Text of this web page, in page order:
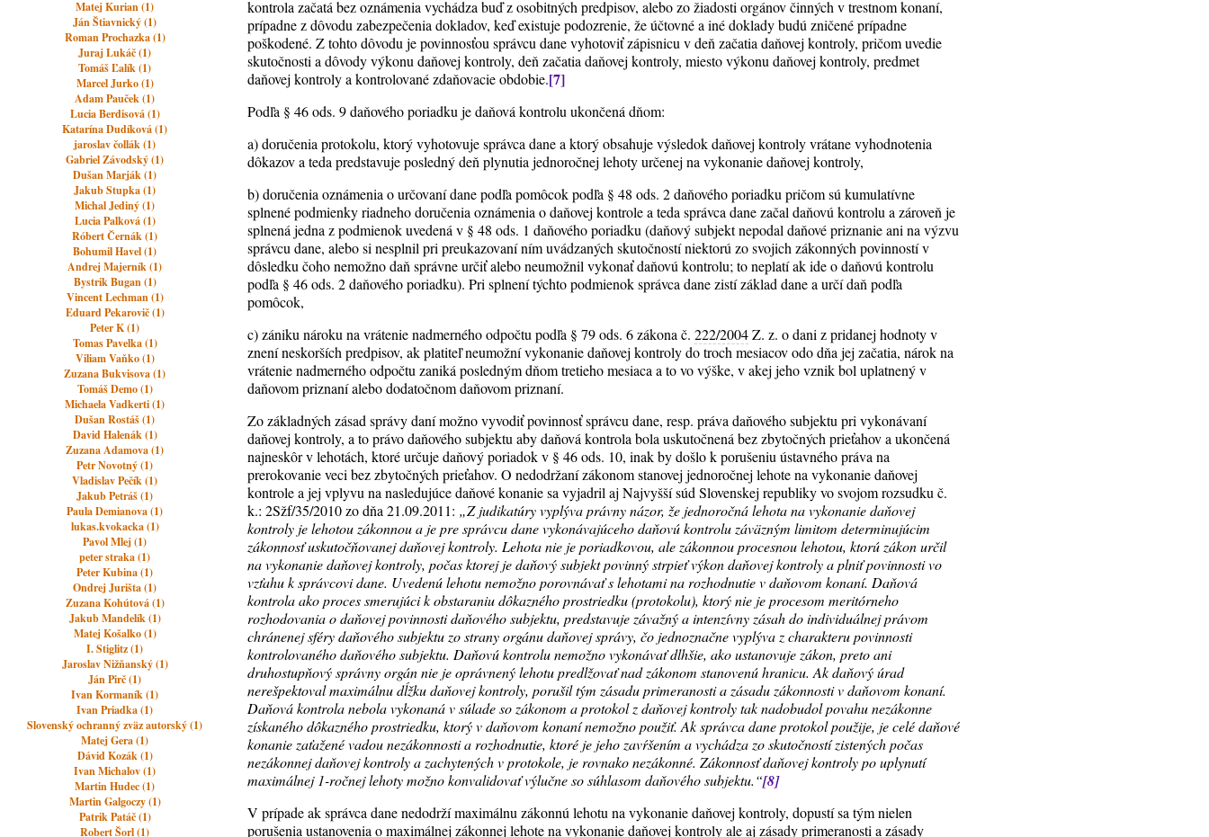
Matej Kurian (1)
Ján Štiavnický (1)
Roman Prochazka (1)
Juraj Lukáč (1)
Tomáš Ľalík (1)
Marcel Jurko (1)
Adam Pauček (1)
Lucia Berdisová (1)
Katarína Dudíková (1)
jaroslav čollák (1)
Gabriel Závodský (1)
Dušan Marják (1)
Jakub Stupka (1)
Michal Jediný (1)
Lucia Palková (1)
Róbert Černák (1)
Bohumil Havel (1)
Andrej Majerník (1)
Bystrik Bugan (1)
Vincent Lechman (1)
Eduard Pekarovič (1)
Peter K (1)
Tomas Pavelka (1)
Viliam Vaňko (1)
Zuzana Bukvisova (1)
Tomáš Demo (1)
Michaela Vadkerti (1)
Dušan Rostáš (1)
David Halenák (1)
Zuzana Adamova (1)
Petr Novotný (1)
Vladislav Pečík (1)
Jakub Petráš (1)
Paula Demianova (1)
lukas.kvokacka (1)
Pavol Mlej (1)
peter straka (1)
Peter Kubina (1)
Ondrej Jurišta (1)
Zuzana Kohútová (1)
Jakub Mandelík (1)
Matej Košalko (1)
I. Stiglitz (1)
Jaroslav Nižňanský (1)
Ján Pirč (1)
Ivan Kormaník (1)
Ivan Priadka (1)
Slovenský ochranný zväz autorský (1)
Matej Gera (1)
Dávid Kozák (1)
Ivan Michalov (1)
Martin Hudec (1)
Martin Galgoczy (1)
Patrik Patáč (1)
Robert Šorl (1)
kontrola začatá bez oznámenia vychádza buď z osobitných predpisov, alebo zo žiadosti orgánov činných v trestnom konaní,
prípadne z dôvodu zabezpečenia dokladov, keď existuje podozrenie, že účtovné a iné doklady budú zničené prípadne
poškodené. Z tohto dôvodu je povinnosťou správcu dane vyhotoviť zápisnicu v deň začatia daňovej kontroly, pričom uvedie
skutočnosti a dôvody výkonu daňovej kontroly, deň začatia daňovej kontroly, miesto výkonu daňovej kontroly, predmet
daňovej kontroly a kontrolované zdaňovacie obdobie.[7]
Podľa § 46 ods. 9 daňového poriadku je daňová kontrolu ukončená dňom:
a) doručenia protokolu, ktorý vyhotovuje správca dane a ktorý obsahuje výsledok daňovej kontroly vrátane vyhodnotenia
dôkazov a teda predstavuje posledný deň plynutia jednoročnej lehoty určenej na vykonanie daňovej kontroly,
b) doručenia oznámenia o určovaní dane podľa pomôcok podľa § 48 ods. 2 daňového poriadku pričom sú kumulatívne
splnené podmienky riadneho doručenia oznámenia o daňovej kontrole a teda správca dane začal daňovú kontrolu a zároveň je
splnená jedna z podmienok uvedená v § 48 ods. 1 daňového poriadku (daňový subjekt nepodal daňové priznanie ani na výzvu
správcu dane, alebo si nesplnil pri preukazovaní ním uvádzaných skutočností niektorú zo svojich zákonných povinností v
dôsledku čoho nemožno daň správne určiť alebo neumožnil vykonať daňovú kontrolu; to neplatí ak ide o daňovú kontrolu
podľa § 46 ods. 2 daňového poriadku). Pri splnení týchto podmienok správca dane zistí základ dane a určí daň podľa
pomôcok,
c) zániku nároku na vrátenie nadmerného odpočtu podľa § 79 ods. 6 zákona č.222/2004Z. z. o dani z pridanej hodnoty v
znení neskorších predpisov, ak platiteľ neumožní vykonanie daňovej kontroly do troch mesiacov odo dňa jej začatia, nárok na
vrátenie nadmerného odpočtu zaniká posledným dňom tretieho mesiaca a to vo výške, v akej jeho vznik bol uplatnený v
daňovom priznaní alebo dodatočnom daňovom priznaní.
Zo základných zásad správy daní možno vyvodiť povinnosť správcu dane, resp. práva daňového subjektu pri vykonávaní
daňovej kontroly, a to právo daňového subjektu aby daňová kontrola bola uskutočnená bez zbytočných prieťahov a ukončená
najneskôr v lehotách, ktoré určuje daňový poriadok v § 46 ods. 10, inak by došlo k porušeniu ústavného práva na
prerokovanie veci bez zbytočných prieťahov. O nedodržaní zákonom stanovej jednoročnej lehote na vykonanie daňovej
kontrole a jej vplyvu na nasledujúce daňové konanie sa vyjadril aj Najvyšší súd Slovenskej republiky vo svojom rozsudku č.
k.: 2Sžf/35/2010 zo dňa 21.09.2011: „Z judikatúry vyplýva právny názor, že jednoročná lehota na vykonanie daňovej
kontroly je lehotou zákonnou a je pre správcu dane vykonávajúceho daňovú kontrolu záväzným limitom determinujúcim
zákonnosť uskutočňovanej daňovej kontroly. Lehota nie je poriadkovou, ale zákonnou procesnou lehotou, ktorú zákon určil
na vykonanie daňovej kontroly, počas ktorej je daňový subjekt povinný strpieť výkon daňovej kontroly a plniť povinnosti vo
vzťahu k správcovi dane. Uvedenú lehotu nemožno porovnávať s lehotami na rozhodnutie v daňovom konaní. Daňová
kontrola ako proces smerujúci k obstaraniu dôkazného prostriedku (protokolu), ktorý nie je procesom meritórneho
rozhodovania o daňovej povinnosti daňového subjektu, predstavuje závažný a intenzívny zásah do individuálnej právom
chránenej sféry daňového subjektu zo strany orgánu daňovej správy, čo jednoznačne vyplýva z charakteru povinnosti
kontrolovaného daňového subjektu. Daňovú kontrolu nemožno vykonávať dlhšie, ako ustanovuje zákon, preto ani
druhostupňový správny orgán nie je oprávnený lehotu predlžovať nad zákonom stanovenú hranicu. Ak daňový úrad
nerešpektoval maximálnu dĺžku daňovej kontroly, porušil tým zásadu primeranosti a zásadu zákonnosti v daňovom konaní.
Daňová kontrola nebola vykonaná v súlade so zákonom a protokol z daňovej kontroly tak nadobudol povahu nezákonne
získaného dôkazného prostriedku, ktorý v daňovom konaní nemožno použiť. Ak správca dane protokol použije, je celé daňové
konanie zaťažené vadou nezákonnosti a rozhodnutie, ktoré je jeho zavŕšením a vychádza zo skutočností zistených počas
nezákonnej daňovej kontroly a zachytených v protokole, je rovnako nezákonné. Zákonnosť daňovej kontroly po uplynutí
maximálnej 1-ročnej lehoty možno konvalidovať výlučne so súhlasom daňového subjektu.“[8]
V prípade ak správca dane nedodrží maximálnu zákonnú lehotu na vykonanie daňovej kontroly, dopustí sa tým nielen
porušenia ustanovenia o maximálnej zákonnej lehote na vykonanie daňovej kontroly ale aj zásady primeranosti a zásady